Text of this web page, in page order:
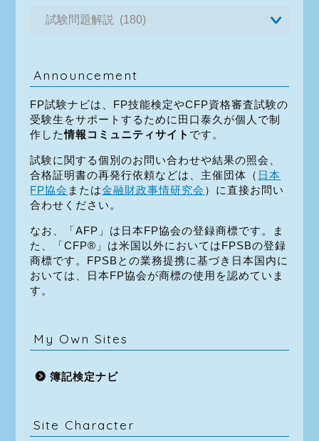
Announcement
FP試験ナビは、FP技能検定やCFP資格審査試験の
受験生をサポートするために田口泰久が個人で制
作した情報コミュニティサイト です。
試験に関する個別のお問い合わせや結果の照会、
合格証明書の再発行依頼などは、主催団体（ 日本
FP協会 または金融財政事情研究会 ）に直接お問い
合わせください。
なお、「AFP」は日本FP協会の登録商標です。ま
た、「CFP®」は米国以外においてはFPSBの登録
商標です。FPSBとの業務提携に基づき日本国内に
おいては、日本FP協会が商標の使用を認めていま
す。
My Own Sites
簿記検定ナビ
Site Character